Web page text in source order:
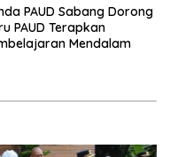
PAUD Sabang Dorong
PAUD Terapkan
Mendalam